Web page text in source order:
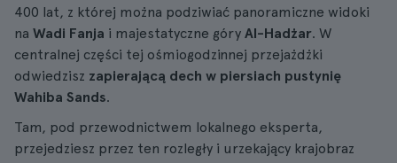
400 lat, z której można podziwiać panoramiczne widoki
na Wadi Fanja i majestatyczne góry Al-Hadżar. W
centralnej części tej ośmiogodzinnej przejażdżki
odwiedzisz zapierającą dech w piersiach pustynię
Wahiba Sands.
Tam, pod przewodnictwem lokalnego eksperta,
przejedziesz przez ten rozległy i urzekający krajobraz